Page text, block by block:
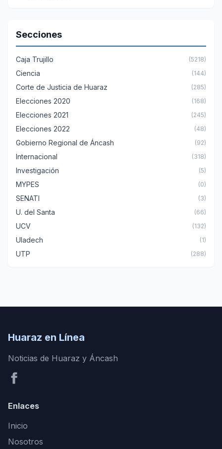
Secciones
Caja Trujillo (5218)
Ciencia (144)
Corte de Justicia de Huaraz (285)
Elecciones 2020 (168)
Elecciones 2021 (245)
Elecciones 2022 (48)
Gobierno Regional de Áncash (92)
Internacional (318)
Investigación (5)
MYPES (0)
SENATI (3)
U. del Santa (66)
UCV (132)
Uladech (1)
UTP (288)
Huaraz en Línea
Noticias de Huaraz y Áncash
Enlaces
Inicio
Nosotros